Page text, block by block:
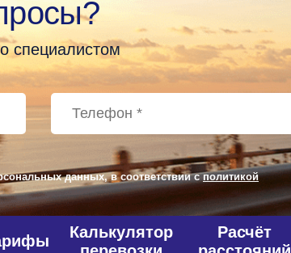
специалистом
данных, в соответствии сполитикой
Калькулятор
Расчёт